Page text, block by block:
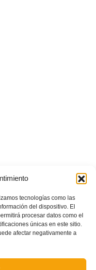
tecnologías como las
del dispositivo. El
procesar datos como el
únicas en este sitio.
afectar negativamente a
de masas y se convierte
Valenciana